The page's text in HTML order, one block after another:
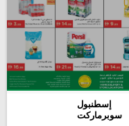
إسطنبول
سوبرماركت